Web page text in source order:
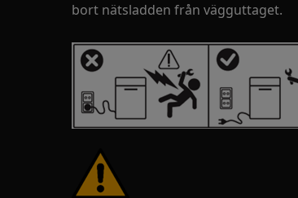
bort nätsladden från vägguttaget.